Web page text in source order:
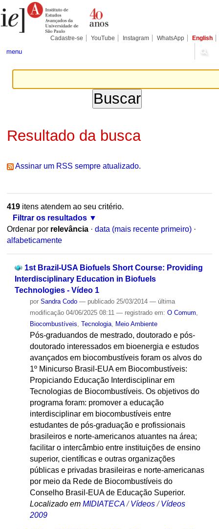
para
conteúdo.
Pessoais
Cadastre-se YouTube Instagram WhatsApp English
menu
Resultado da busca
Assinar um RSS sempre atualizado.
419itens atendem ao seu critério.
Filtrar os resultados
Ordenar por relevância · data (mais recente primeiro) ·
alfabeticamente
1st Brazil-USA Biofuels Short Course: Providing
Interdisciplinary Education in Biofuels
Technologies - Vídeo 1
por Sandra Codo — publicado25/03/2014 — última
modificação04/06/2025 08:11 — registrado em: O Comum
Biocombustíveis Tecnologia, Meio Ambiente
Pós-graduandos de mestrado, doutorado e pós-
doutorado interessados em bioenergia e estudos
avançados em biocombustíveis foram os alvos do
1º Minicurso Brasil-EUA em Biocombustíveis:
Propiciando Educação Interdisciplinar em
Tecnologias de Biocombustíveis. Os objetivos do
programa foram: promover a educação
interdisciplinar em biocombustíveis entre
estudantes de pós-graduação e profissionais
brasileiros e norte-americanos atuantes na área;
facilitar o intercâmbio entre instituições de ensino
superior, científicas e outras organizações
públicas e privadas brasileiras e norte-americanas
por meio da Rede de Biocombustíveis do
Conselho Brasil-EUA de Educação Superior.
Localizado em MIDIATECA /Vídeos /Vídeos
2009